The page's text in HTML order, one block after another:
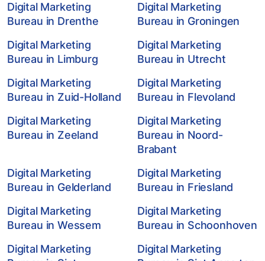
Digital Marketing
Bureau in Drenthe
Digital Marketing
Bureau in Groningen
Digital Marketing
Bureau in Limburg
Digital Marketing
Bureau in Utrecht
Digital Marketing
Bureau in Zuid-Holland
Digital Marketing
Bureau in Flevoland
Digital Marketing
Bureau in Zeeland
Digital Marketing
Bureau in Noord-
Brabant
Digital Marketing
Bureau in Gelderland
Digital Marketing
Bureau in Friesland
Digital Marketing
Bureau in Wessem
Digital Marketing
Bureau in Schoonhoven
Digital Marketing
Digital Marketing